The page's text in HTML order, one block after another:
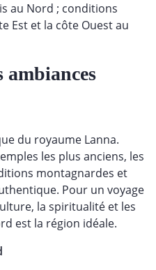
au Nord ; conditions
Est et la côte Ouest au
ambiances
du royaume Lanna.
les plus anciens, les
montagnardes et
Pour un voyage
la spiritualité et les
est la région idéale.